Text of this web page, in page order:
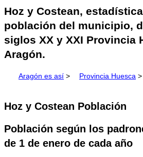
Hoz y Costean,
población del municipio,
siglos XX y XXI Provincia
Aragón.
Aragón es así > Provincia Huesca >
Hoz y Costean Población
Población según los
de 1 de enero de cada año